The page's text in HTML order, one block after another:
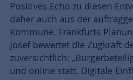
Positives Echo zu diesen
daher auch aus der
Kommune. Frankfurts
Josef bewertet die Zugkraft
zuversichtlich:
und online statt. Digitale